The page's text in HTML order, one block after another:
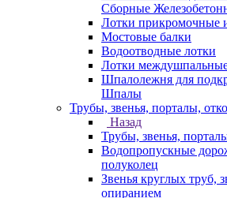
Сборные
Лотки прикромочные
Мостовые балки
Водоотводные лотки
Лотки
Шпалолежня для
Шпалы
Трубы, звенья, порталы,
Назад
Трубы, звенья,
Водопропускные
полуколец
Звенья круглых труб,
опиранием